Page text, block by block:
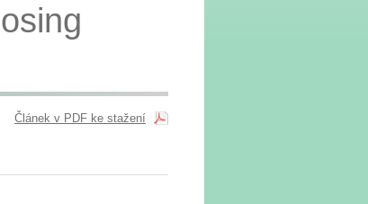
Článek v PDF ke stažení